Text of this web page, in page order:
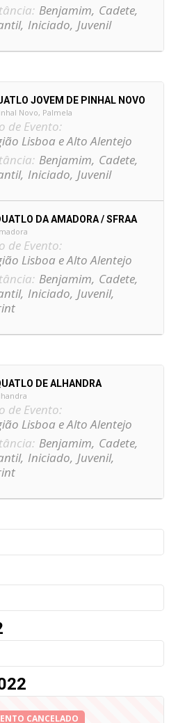
Benjamim, Cadete,
Iniciado, Juvenil
JOVEM DE PINHAL NOVO
Novo, Palmela
de Evento:
Lisboa e Alto Alentejo
Benjamim, Cadete,
Iniciado, Juvenil
DA AMADORA / SFRAA
de Evento:
Lisboa e Alto Alentejo
Benjamim, Cadete,
Iniciado, Juvenil,
DE ALHANDRA
de Evento:
Lisboa e Alto Alentejo
Benjamim, Cadete,
Iniciado, Juvenil,
CANCELADO